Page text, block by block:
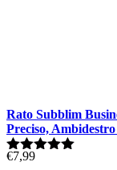
Rato Subblim
Preciso,
Avaliação
€7,99